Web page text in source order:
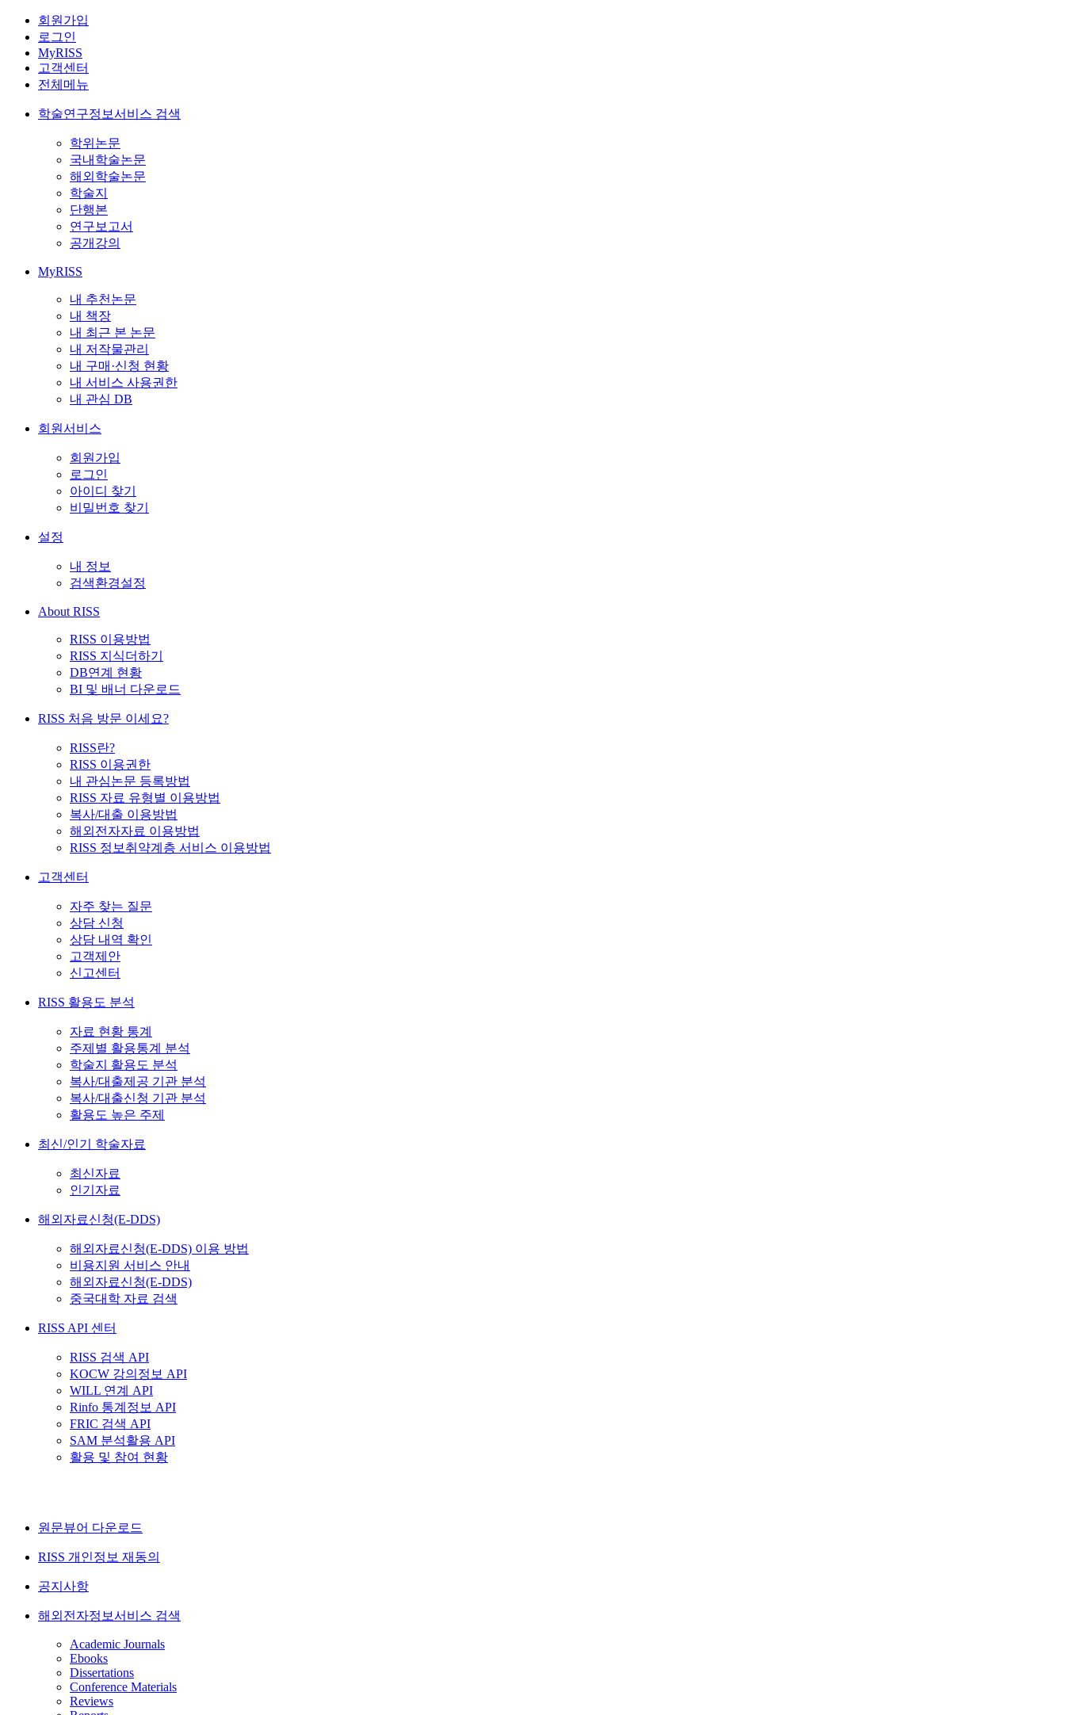
회원가입
로그인
MyRISS
고객센터
전체메뉴
학술연구정보서비스 검색
학위논문
국내학술논문
해외학술논문
학술지
단행본
연구보고서
공개강의
MyRISS
내 추천논문
내 책장
내 최근 본 논문
내 저작물관리
내 구매·신청 현황
내 서비스 사용권한
내 관심 DB
회원서비스
회원가입
로그인
아이디 찾기
비밀번호 찾기
설정
내 정보
검색환경설정
About RISS
RISS 이용방법
RISS 지식더하기
DB연계 현황
BI 및 배너 다운로드
RISS 처음 방문 이세요?
RISS란?
RISS 이용권한
내 관심논문 등록방법
RISS 자료 유형별 이용방법
복사/대출 이용방법
해외전자자료 이용방법
RISS 정보취약계층 서비스 이용방법
고객센터
자주 찾는 질문
상담 신청
상담 내역 확인
고객제안
신고센터
RISS 활용도 분석
자료 현황 통계
주제별 활용통계 분석
학술지 활용도 분석
복사/대출제공 기관 분석
복사/대출신청 기관 분석
활용도 높은 주제
최신/인기 학술자료
최신자료
인기자료
해외자료신청(E-DDS)
해외자료신청(E-DDS) 이용 방법
비용지원 서비스 안내
해외자료신청(E-DDS)
중국대학 자료 검색
RISS API 센터
RISS 검색 API
KOCW 강의정보 API
WILL 연계 API
Rinfo 통계정보 API
FRIC 검색 API
SAM 분석활용 API
활용 및 참여 현황
원문뷰어 다운로드
RISS 개인정보 재동의
공지사항
해외전자정보서비스 검색
Academic Journals
Ebooks
Dissertations
Conference Materials
Reviews